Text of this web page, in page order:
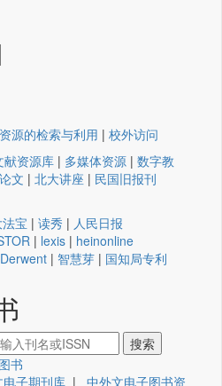
源的检索与利用 | 校外访问
献资源库 | 多媒体资源 | 数字教
文 | 北大讲座 | 民国旧报刊
宝 | 读秀 | 人民日报
| lexis | heinonline
Derwent | 智慧芽 | 国知局专利
书
子期刊库 | 中外文电子图书资